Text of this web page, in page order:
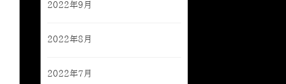
2022年9月
2022年8月
2022年7月